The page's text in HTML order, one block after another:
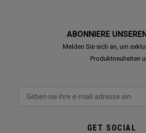
ABONNIERE
Melden Sie sich an, um
Produktneuheiten
GET SOCIAL